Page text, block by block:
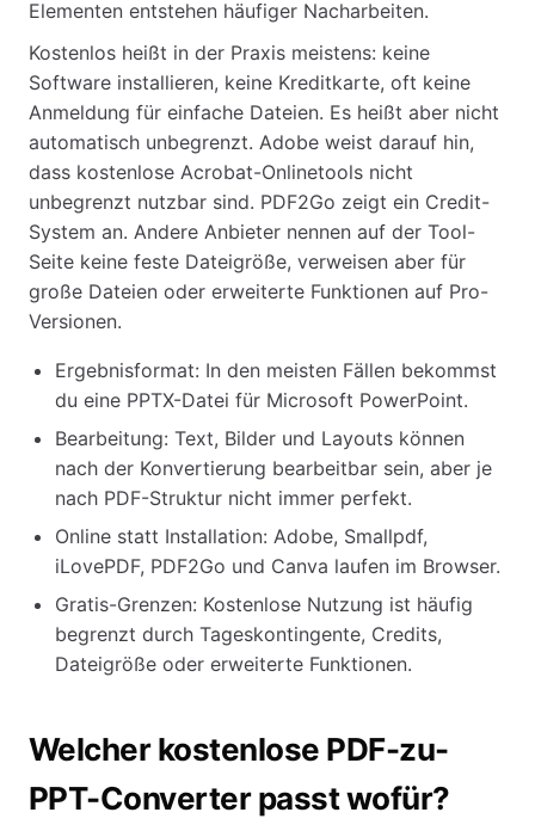
Elementen entstehen häufiger Nacharbeiten.
Kostenlos heißt in der Praxis meistens: keine
Software installieren, keine Kreditkarte, oft keine
Anmeldung für einfache Dateien. Es heißt aber nicht
automatisch unbegrenzt. Adobe weist darauf hin,
dass kostenlose Acrobat-Onlinetools nicht
unbegrenzt nutzbar sind. PDF2Go zeigt ein Credit-
System an. Andere Anbieter nennen auf der Tool-
Seite keine feste Dateigröße, verweisen aber für
große Dateien oder erweiterte Funktionen auf Pro-
Versionen.
Ergebnisformat: In den meisten Fällen bekommst
du eine PPTX-Datei für Microsoft PowerPoint.
Bearbeitung: Text, Bilder und Layouts können
nach der Konvertierung bearbeitbar sein, aber je
nach PDF-Struktur nicht immer perfekt.
Online statt Installation: Adobe, Smallpdf,
iLovePDF, PDF2Go und Canva laufen im Browser.
Gratis-Grenzen: Kostenlose Nutzung ist häufig
begrenzt durch Tageskontingente, Credits,
Dateigröße oder erweiterte Funktionen.
Welcher kostenlose PDF-zu-
PPT-Converter passt wofür?